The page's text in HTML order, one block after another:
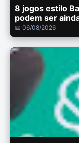
8 jogos estilo
podem ser
📅 06/08/2026